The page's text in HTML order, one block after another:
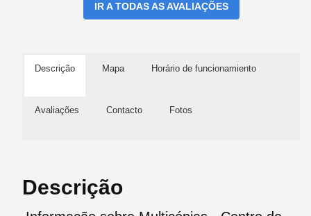
IR A TODAS AS AVALIAÇÕES
Descrição Mapa Horário de funcionamiento
Avaliações Contacto Fotos
Descrição